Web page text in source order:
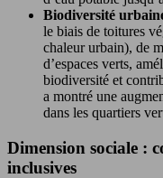
Biodiversité
le biais de toitures
chaleur urbain), de
d’espaces verts,
biodiversité et
a montré une
dans les quartiers
Dimension sociale :
inclusives